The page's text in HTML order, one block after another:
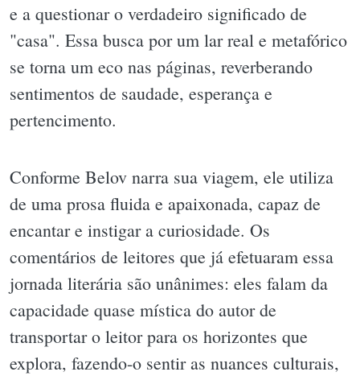
e a questionar o verdadeiro significado de
"casa". Essa busca por um lar real e metafórico
se torna um eco nas páginas, reverberando
sentimentos de saudade, esperança e
pertencimento.
Conforme Belov narra sua viagem, ele utiliza
de uma prosa fluida e apaixonada, capaz de
encantar e instigar a curiosidade. Os
comentários de leitores que já efetuaram essa
jornada literária são unânimes: eles falam da
capacidade quase mística do autor de
transportar o leitor para os horizontes que
explora, fazendo-o sentir as nuances culturais,